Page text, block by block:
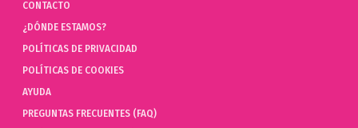
CONTACTO
¿DÓNDE ESTAMOS?
POLÍTICAS DE PRIVACIDAD
POLÍTICAS DE COOKIES
AYUDA
PREGUNTAS FRECUENTES (FAQ)